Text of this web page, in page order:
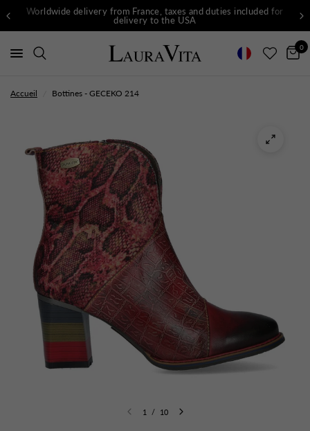
Worldwide delivery from France, taxes and duties included for
delivery to the USA
0
Accueil Bottines - GECEKO 214
1 / 10